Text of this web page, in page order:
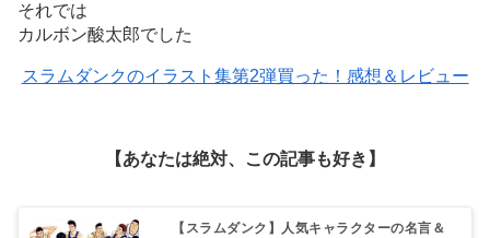
それでは
カルボン酸太郎でした
スラムダンクのイラスト集第2弾買った！感想＆レビュー
【あなたは絶対、この記事も好き】
【スラムダンク】人気キャラクターの名言＆